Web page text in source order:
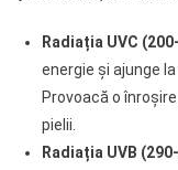
Radiația UVC
energie și ajunge
Provoacă o
pielii.
Radiația UVB